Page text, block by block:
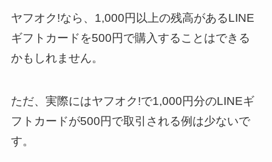
ヤフオク!なら、1,000円以上の残高があるLINE
ギフトカードを500円で購入することはできる
かもしれません。
ただ、実際にはヤフオク!で1,000円分のLINEギ
フトカードが500円で取引される例は少ないで
す。